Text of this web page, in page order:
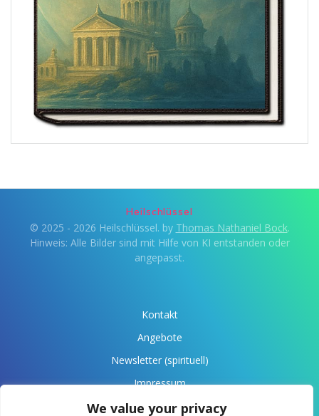
We value your privacy
Heilschlüssel
© 2025 - 2026 Heilschlüssel. by Thomas Nathaniel Bock.
Hinweis: Alle Bilder sind mit Hilfe von KI entstanden oder
angepasst.
Kontakt
Angebote
Newsletter (spirituell)
Impressum
Datenschutz